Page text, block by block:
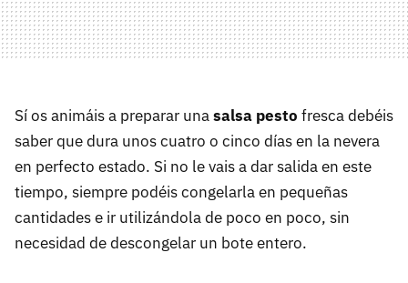
Sí os animáis a preparar unasalsa pesto fresca debéis
saber que dura unos cuatro o cinco días en la nevera
en perfecto estado. Si no le vais a dar salida en este
tiempo, siempre podéis congelarla en pequeñas
cantidades e ir utilizándola de poco en poco, sin
necesidad de descongelar un bote entero.